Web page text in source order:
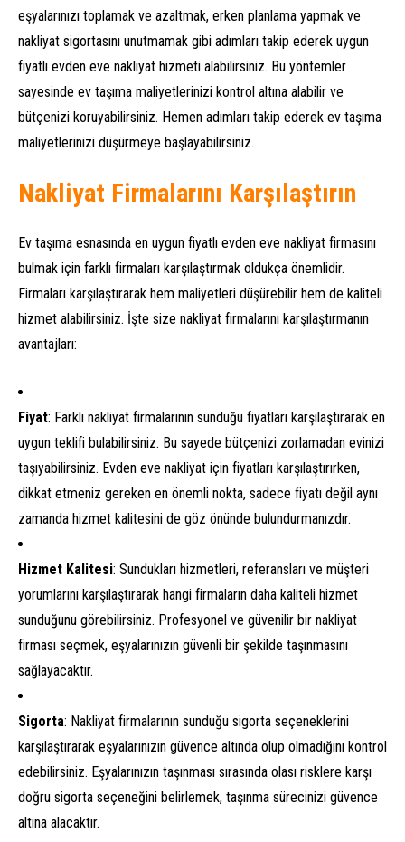
eşyalarınızı toplamak ve azaltmak, erken planlama yapmak ve
nakliyat sigortasını unutmamak gibi adımları takip ederek uygun
fiyatlı evden eve nakliyat hizmeti alabilirsiniz. Bu yöntemler
sayesinde ev taşıma maliyetlerinizi kontrol altına alabilir ve
bütçenizi koruyabilirsiniz. Hemen adımları takip ederek ev taşıma
maliyetlerinizi düşürmeye başlayabilirsiniz.
Nakliyat Firmalarını Karşılaştırın
Ev taşıma esnasında en uygun fiyatlı evden eve nakliyat firmasını
bulmak için farklı firmaları karşılaştırmak oldukça önemlidir.
Firmaları karşılaştırarak hem maliyetleri düşürebilir hem de kaliteli
hizmet alabilirsiniz. İşte size nakliyat firmalarını karşılaştırmanın
avantajları:
Fiyat: Farklı nakliyat firmalarının sunduğu fiyatları karşılaştırarak en
uygun teklifi bulabilirsiniz. Bu sayede bütçenizi zorlamadan evinizi
taşıyabilirsiniz. Evden eve nakliyat için fiyatları karşılaştırırken,
dikkat etmeniz gereken en önemli nokta, sadece fiyatı değil aynı
zamanda hizmet kalitesini de göz önünde bulundurmanızdır.
Hizmet Kalitesi: Sundukları hizmetleri, referansları ve müşteri
yorumlarını karşılaştırarak hangi firmaların daha kaliteli hizmet
sunduğunu görebilirsiniz. Profesyonel ve güvenilir bir nakliyat
firması seçmek, eşyalarınızın güvenli bir şekilde taşınmasını
sağlayacaktır.
Sigorta: Nakliyat firmalarının sunduğu sigorta seçeneklerini
karşılaştırarak eşyalarınızın güvence altında olup olmadığını kontrol
edebilirsiniz. Eşyalarınızın taşınması sırasında olası risklere karşı
doğru sigorta seçeneğini belirlemek, taşınma sürecinizi güvence
altına alacaktır.